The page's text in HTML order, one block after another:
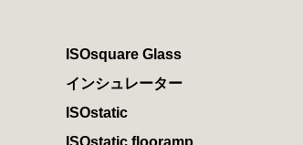
ISOsquare Glass
インシュレーター
ISOstatic
ISOstatic flooramp